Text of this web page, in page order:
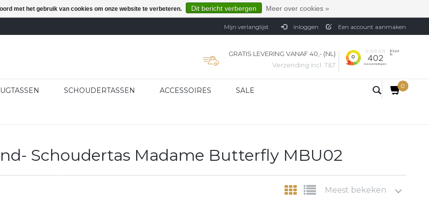
Mijn verlanglijst Inloggen Een account aanmaken
GRATIS LEVERING VANAF 40,- (NL)
Verzending incl. T&T
SCHOUDERTASSEN ACCESSOIRES SALE
0
Schoudertas Madame Butterfly MBU02
Meest bekeken
met het gebruik van cookies om onze website te verbeteren. Dit bericht verbergen Meer over cookies »